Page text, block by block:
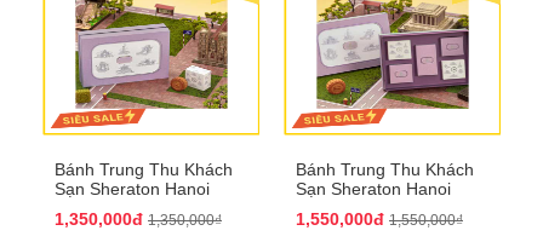
Bánh Trung Thu Khách
Sạn Sheraton Hanoi
1,350,000đ 1,350,000₫
Bánh Trung Thu Khách
Sạn Sheraton Hanoi
1,550,000đ 1,550,000₫